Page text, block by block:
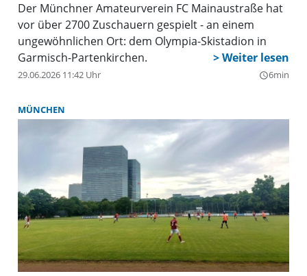
Der Münchner Amateurverein FC Mainaustraße hat
vor über 2700 Zuschauern gespielt - an einem
ungewöhnlichen Ort: dem Olympia-Skistadion in
Garmisch-Partenkirchen.
29.06.2026 11:42 Uhr query_builder6min
MÜNCHEN